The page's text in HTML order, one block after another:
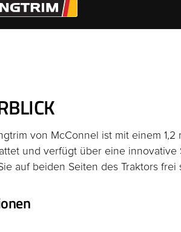
von McConnel ist mit einem 1,2
und verfügt über eine innovative
auf beiden Seiten des Traktors